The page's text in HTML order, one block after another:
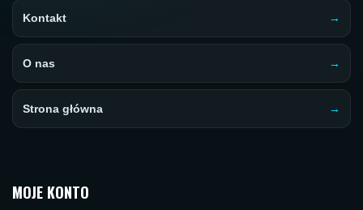
Kontakt
O nas
Strona główna
MOJE KONTO